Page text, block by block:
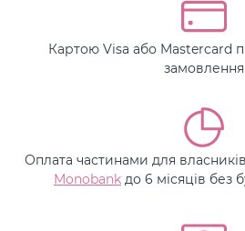
Картою Visa або Mastercard
замовлення
Оплата частинами для
Monobank до 6 місяців без